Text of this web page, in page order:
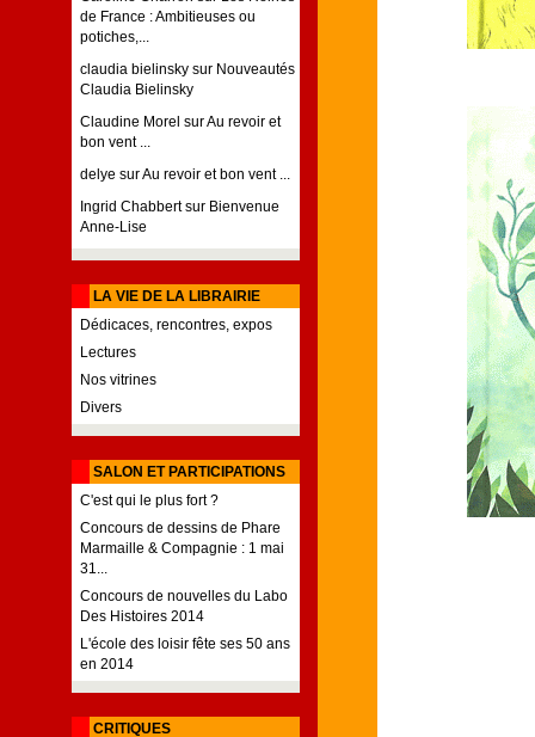
de France : Ambitieuses ou
potiches,...
claudia bielinsky sur Nouveautés
Claudia Bielinsky
Claudine Morel surAu revoir et
bon vent ...
delye surAu revoir et bon vent ...
Ingrid Chabbertsur Bienvenue
Anne-Lise
LA VIE DE LA LIBRAIRIE
Dédicaces, rencontres, expos
Lectures
Nos vitrines
Divers
SALON ET PARTICIPATIONS
C'est qui le plus fort ?
Concours de dessins de Phare
Marmaille & Compagnie : 1 mai
31...
Concours de nouvelles du Labo
Des Histoires 2014
L'école des loisir fête ses 50 ans
en 2014
CRITIQUES